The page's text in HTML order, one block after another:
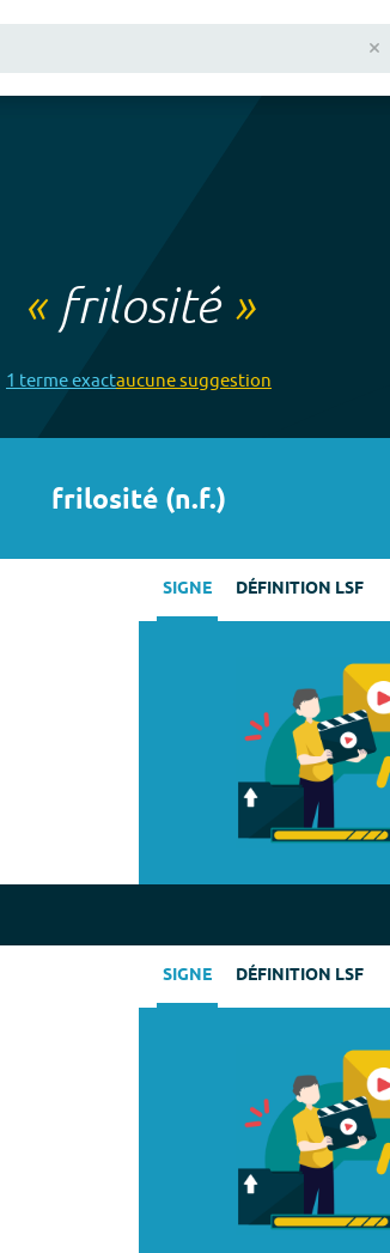
« frilosité»
1 termeexactaucunesuggestion
frilosité (n.f.)
SIGNE DÉFINITION LSF
SIGNE DÉFINITION LSF